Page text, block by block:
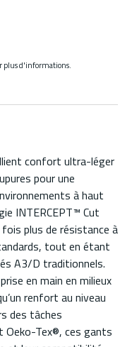
plus d'informations.
confort ultra-léger
pour une
à haut
INTERCEPT™ Cut
plus de résistance à
tout en étant
A3/D traditionnels.
en main en milieux
renfort au niveau
des tâches
Tex®, ces gants